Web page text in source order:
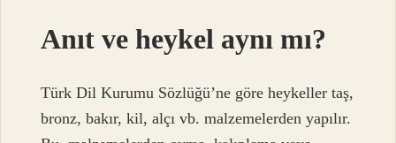
Anıt ve heykel aynı mı?
Türk Dil Kurumu Sözlüğü’ne göre heykeller taş,
bronz, bakır, kil, alçı vb. malzemelerden yapılır.